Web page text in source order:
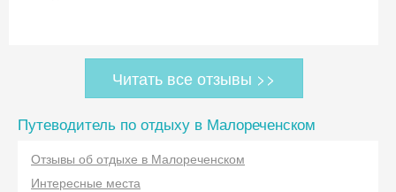
Читать все отзывы >>
Путеводитель по отдыху в Малореченском
Отзывы об отдыхе в Малореченском
Интересные места